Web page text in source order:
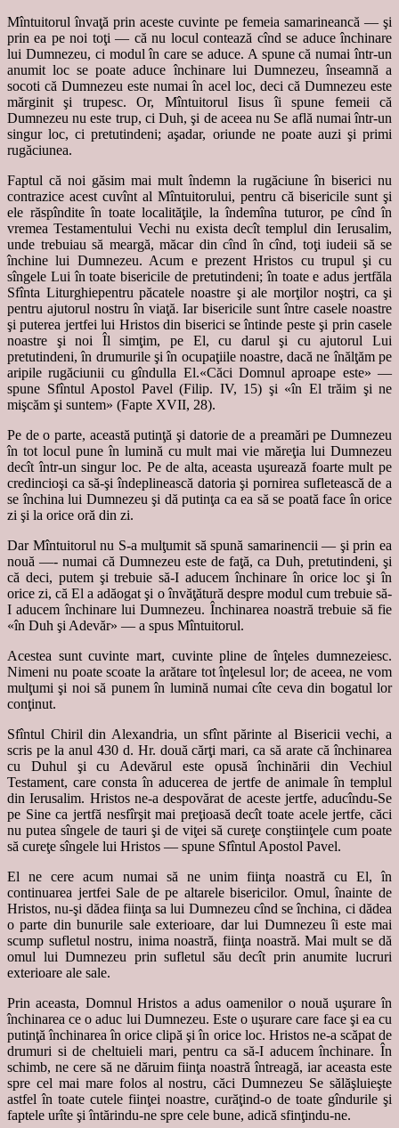
Mîntuitorul învaţă prin aceste cuvinte pe femeia samarineancă — şi
prin ea pe noi toţi — că nu locul contează cînd se aduce închinare
lui Dumnezeu, ci modul în care se aduce. A spune că numai într-un
anumit loc se poate aduce închinare lui Dumnezeu, înseamnă a
socoti că Dumnezeu este numai în acel loc, deci că Dumnezeu este
mărginit şi trupesc. Or, Mîntuitorul Iisus îi spune femeii că
Dumnezeu nu este trup, ci Duh, şi de aceea nu Se află numai într-un
singur loc, ci pretutindeni; aşadar, oriunde ne poate auzi şi primi
rugăciunea.
Faptul că noi găsim mai mult îndemn la rugăciune în biserici nu
contrazice acest cuvînt al Mîntuitorului, pentru că bisericile sunt şi
ele răspîndite în toate localităţile, la îndemîna tuturor, pe cînd în
vremea Testamentului Vechi nu exista decît templul din Ierusalim,
unde trebuiau să meargă, măcar din cînd în cînd, toţi iudeii să se
închine lui Dumnezeu. Acum e prezent Hristos cu trupul şi cu
sîngele Lui în toate bisericile de pretutindeni; în toate e adus jertfăla
Sfînta Liturghiepentru păcatele noastre şi ale morţilor noştri, ca şi
pentru ajutorul nostru în viaţă. Iar bisericile sunt între casele noastre
şi puterea jertfei lui Hristos din biserici se întinde peste şi prin casele
noastre şi noi Îl simţim, pe El, cu darul şi cu ajutorul Lui
pretutindeni, în drumurile şi în ocupaţiile noastre, dacă ne înălţăm pe
aripile rugăciunii cu gîndulla El.«Căci Domnul aproape este» —
spune Sfîntul Apostol Pavel (Filip. IV, 15) şi «în El trăim şi ne
mişcăm şi suntem» (Fapte XVII, 28).
Pe de o parte, această putinţă şi datorie de a preamări pe Dumnezeu
în tot locul pune în lumină cu mult mai vie măreţia lui Dumnezeu
decît într-un singur loc. Pe de alta, aceasta uşurează foarte mult pe
credincioşi ca să-şi îndeplinească datoria şi pornirea sufletească de a
se închina lui Dumnezeu şi dă putinţa ca ea să se poată face în orice
zi şi la orice oră din zi.
Dar Mîntuitorul nu S-a mulţumit să spună samarinencii — şi prin ea
nouă —- numai că Dumnezeu este de faţă, ca Duh, pretutindeni, şi
că deci, putem şi trebuie să-I aducem închinare în orice loc şi în
orice zi, că El a adăogat şi o învăţătură despre modul cum trebuie să-
I aducem închinare lui Dumnezeu. Închinarea noastră trebuie să fie
«în Duh şi Adevăr» — a spus Mîntuitorul.
Acestea sunt cuvinte mart, cuvinte pline de înţeles dumnezeiesc.
Nimeni nu poate scoate la arătare tot înţelesul lor; de aceea, ne vom
mulţumi şi noi să punem în lumină numai cîte ceva din bogatul lor
conţinut.
Sfîntul Chiril din Alexandria, un sfînt părinte al Bisericii vechi, a
scris pe la anul 430 d. Hr. două cărţi mari, ca să arate că închinarea
cu Duhul şi cu Adevărul este opusă închinării din Vechiul
Testament, care consta în aducerea de jertfe de animale în templul
din Ierusalim. Hristos ne-a despovărat de aceste jertfe, aducîndu-Se
pe Sine ca jertfă nesfîrşit mai preţioasă decît toate acele jertfe, căci
nu putea sîngele de tauri şi de viţei să cureţe conştiinţele cum poate
să cureţe sîngele lui Hristos — spune Sfîntul Apostol Pavel.
El ne cere acum numai să ne unim fiinţa noastră cu El, în
continuarea jertfei Sale de pe altarele bisericilor. Omul, înainte de
Hristos, nu-şi dădea fiinţa sa lui Dumnezeu cînd se închina, ci dădea
o parte din bunurile sale exterioare, dar lui Dumnezeu îi este mai
scump sufletul nostru, inima noastră, fiinţa noastră. Mai mult se dă
omul lui Dumnezeu prin sufletul său decît prin anumite lucruri
exterioare ale sale.
Prin aceasta, Domnul Hristos a adus oamenilor o nouă uşurare în
închinarea ce o aduc lui Dumnezeu. Este o uşurare care face şi ea cu
putinţă închinarea în orice clipă şi în orice loc. Hristos ne-a scăpat de
drumuri si de cheltuieli mari, pentru ca să-I aducem închinare. În
schimb, ne cere să ne dăruim fiinţa noastră întreagă, iar aceasta este
spre cel mai mare folos al nostru, căci Dumnezeu Se sălăşluieşte
astfel în toate cutele fiinţei noastre, curăţind-o de toate gîndurile şi
faptele urîte şi întărindu-ne spre cele bune, adică sfinţindu-ne.